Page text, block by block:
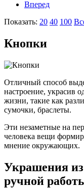
Вперед
Показать: 20 40 100
Кнопки
Отличный способ
настроение, украсив
жизни, такие как
сумочки, браслеты.
Эти незаметные на
человека вещи
мнение окружающих.
Украшения
ручной